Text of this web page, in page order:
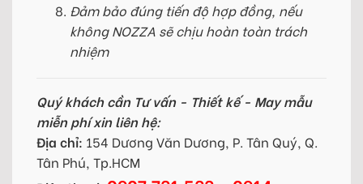
Đảm bảo đúng tiến độ hợp đồng, nếu
không NOZZA sẽ chịu hoàn toàn trách
nhiệm
Quý khách cần Tư vấn - Thiết kế - May mẫu
miễn phí xin liên hệ:
Địa chỉ: 154 Dương Văn Dương, P. Tân Quý, Q.
Tân Phú, Tp.HCM